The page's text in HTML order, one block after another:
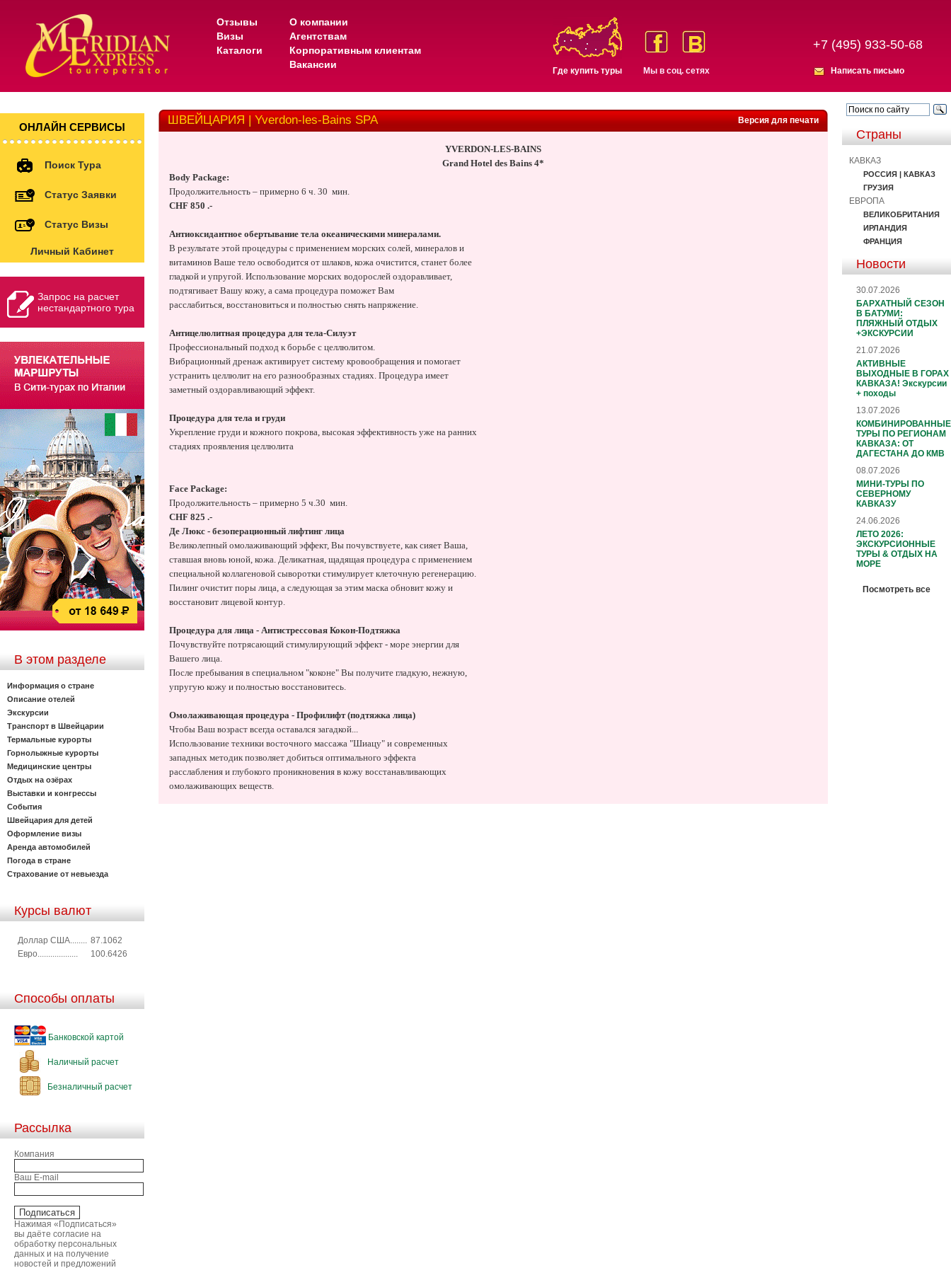
Отзывы
Визы
Каталоги
О компании
Агентствам
Корпоративным клиентам
Вакансии
Где купить туры Мы в соц. сетях
+7 (495) 933-50-68
Написать письмо
ОНЛАЙН СЕРВИСЫ
Поиск Тура
Статус Заявки
Статус Визы
Личный Кабинет
Запрос на расчет
нестандартного тура
В этом разделе
Информация о стране
Описание отелей
Экскурсии
Транспорт в Швейцарии
Термальные курорты
Горнолыжные курорты
Медицинские центры
Отдых на озёрах
Выставки и конгрессы
События
Швейцария для детей
Оформление визы
Аренда автомобилей
Погода в стране
Страхование от невыезда
Курсы валют
Доллар США........ 87.1062
Евро...................
100.6426
Способы оплаты
Банковской картой
Наличный расчет
Безналичный расчет
Рассылка
Компания
Ваш E-mail
Нажимая «Подписаться»
вы даёте согласие на
обработку персональных
данных и на получение
новостей и предложений
Версия для печати
ШВЕЙЦАРИЯ | Yverdon-les-Bains SPA
YVERDON-LES-BAINS
Grand Hotel des Bains 4*
Body Package:
Продолжительность – примерно 6 ч. 30 мин.
CHF 850 .-
Антиоксидантное обертывание тела океаническими минералами.
В результате этой процедуры с применением морских солей, минералов и
витаминов Ваше тело освободится от шлаков, кожа очистится, станет более
гладкой и упругой. Использование морских водорослей оздоравливает,
подтягивает Вашу кожу, а сама процедура поможет Вам
расслабиться, восстановиться и полностью снять напряжение.
Антицелюлитная процедура для тела-Силуэт
Профессиональный подход к борьбе с целлюлитом.
Вибрационный дренаж активирует систему кровообращения и помогает
устранить целлюлит на его разнообразных стадиях. Процедура имеет
заметный оздоравливающий эффект.
Процедура для тела и груди
Укрепление груди и кожного покрова, высокая эффективность уже на ранних
стадиях проявления целлюлита
Face Package:
Продолжительность – примерно 5 ч.30 мин.
CHF 825 .-
Де Люкс - безоперационный лифтинг лица
Великолепный омолаживающий эффект, Вы почувствуете, как сияет Ваша,
ставшая вновь юной, кожа. Деликатная, щадящая процедура с применением
специальной коллагеновой сыворотки стимулирует клеточную регенерацию.
Пилинг очистит поры лица, а следующая за этим маска обновит кожу и
восстановит лицевой контур.
Процедура для лица - Антистрессовая Кокон-Подтяжка
Почувствуйте потрясающий стимулирующий эффект - море энергии для
Вашего лица.
После пребывания в специальном "коконе" Вы получите гладкую, нежную,
упругую кожу и полностью восстановитесь.
Омолаживающая процедура - Профилифт (подтяжка лица)
Чтобы Ваш возраст всегда оставался загадкой...
Использование техники восточного массажа "Шиацу" и современных
западных методик позволяет добиться оптимального эффекта
расслабления и глубокого проникновения в кожу восстанавливающих
омолаживающих веществ.
Страны
КАВКАЗ
РОССИЯ | КАВКАЗ
ГРУЗИЯ
ЕВРОПА
ВЕЛИКОБРИТАНИЯ
ИРЛАНДИЯ
ФРАНЦИЯ
Новости
30.07.2026
БАРХАТНЫЙ СЕЗОН
В БАТУМИ:
ПЛЯЖНЫЙ ОТДЫХ
+ЭКСКУРСИИ
21.07.2026
АКТИВНЫЕ
ВЫХОДНЫЕ В ГОРАХ
КАВКАЗА! Экскурсии
+ походы
13.07.2026
КОМБИНИРОВАННЫЕ
ТУРЫ ПО РЕГИОНАМ
КАВКАЗА: ОТ
ДАГЕСТАНА ДО КМВ
08.07.2026
МИНИ-ТУРЫ ПО
СЕВЕРНОМУ
КАВКАЗУ
24.06.2026
ЛЕТО 2026:
ЭКСКУРСИОННЫЕ
ТУРЫ & ОТДЫХ НА
МОРЕ
Посмотреть все